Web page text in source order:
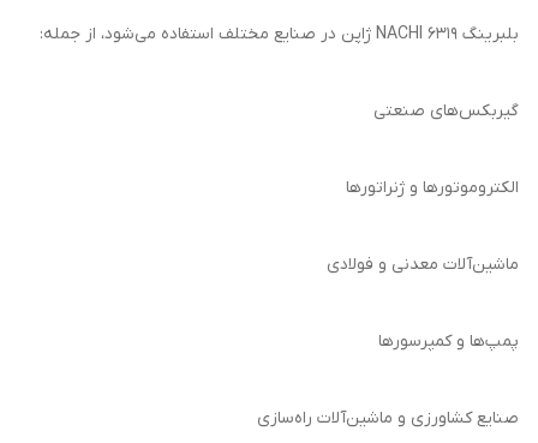
بلبرینگ 6319 NACHI ژاپن در صنایع مختلف استفاده می‌شود، از جمله:
گیربکس‌های صنعتی
الکتروموتورها و ژنراتورها
ماشین‌آلات معدنی و فولادی
پمپ‌ها و کمپرسورها
صنایع کشاورزی و ماشین‌آلات راه‌سازی